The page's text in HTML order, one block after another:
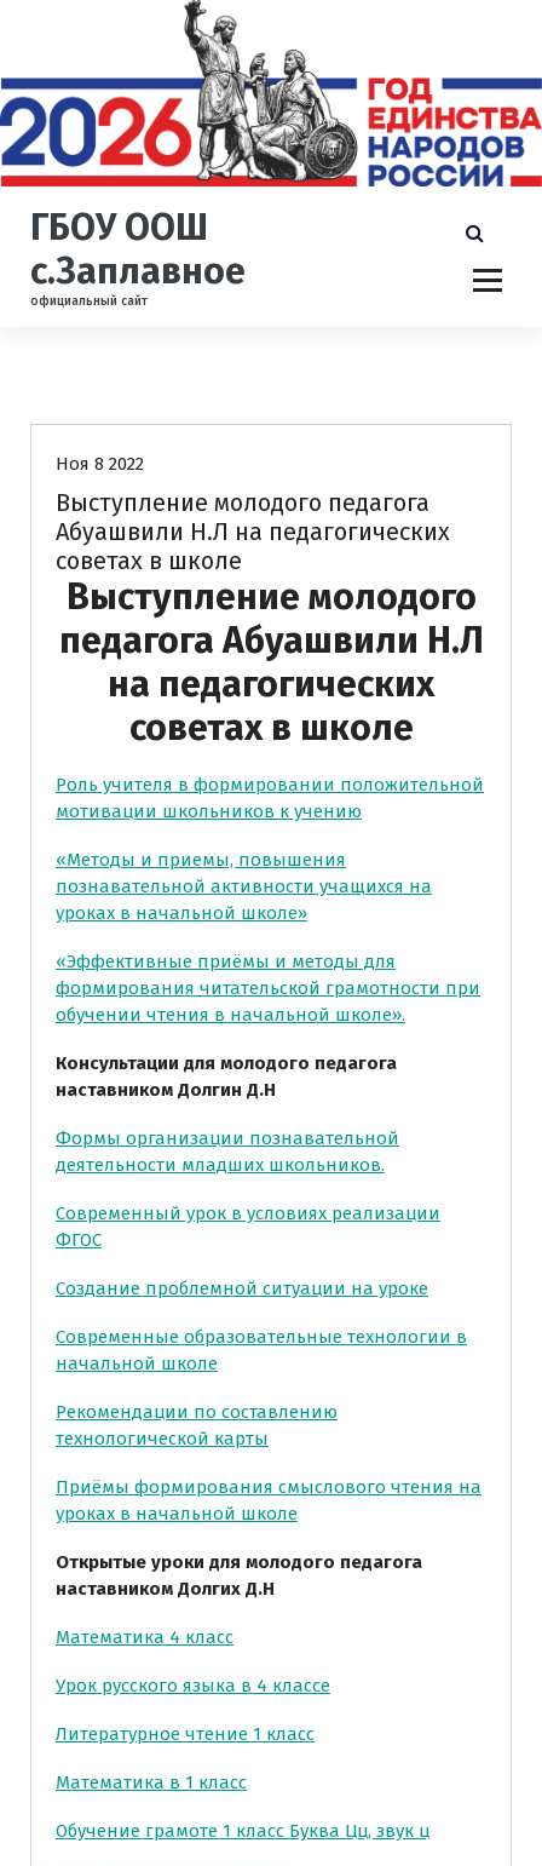
е
й
т
и
ГБОУ ООШ
с.Заплавное
официальный сайт
Ноя 8 2022
Выступление молодого педагога
Абуашвили Н.Л на педагогических
советах в школе
Выступление молодого
педагога Абуашвили Н.Л
на педагогических
советах в школе
Роль учителя в формировании положительной
мотивации школьников к учению
«Методы и приемы, повышения
познавательной активности учащихся на
уроках в начальной школе»
«Эффективные приёмы и методы для
формирования читательской грамотности при
обучении чтения в начальной школе».
Консультации для молодого педагога
наставником Долгин Д.Н
Формы организации познавательной
деятельности младших школьников.
Современный урок в условиях реализации
ФГОС
Создание проблемной ситуации на уроке
Современные образовательные технологии в
начальной школе
Рекомендации по составлению
технологической карты
Приёмы формирования смыслового чтения на
уроках в начальной школе
Открытые уроки для молодого педагога
наставником Долгих Д.Н
Математика 4 класс
Урок русского языка в 4 классе
Литературное чтение 1 класс
Математика в 1 класс
Обучение грамоте 1 класс Буква Цц, звук ц